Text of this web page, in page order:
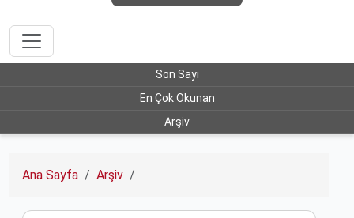
Son Sayı
En Çok Okunan
Arşiv
Ana Sayfa Arşiv